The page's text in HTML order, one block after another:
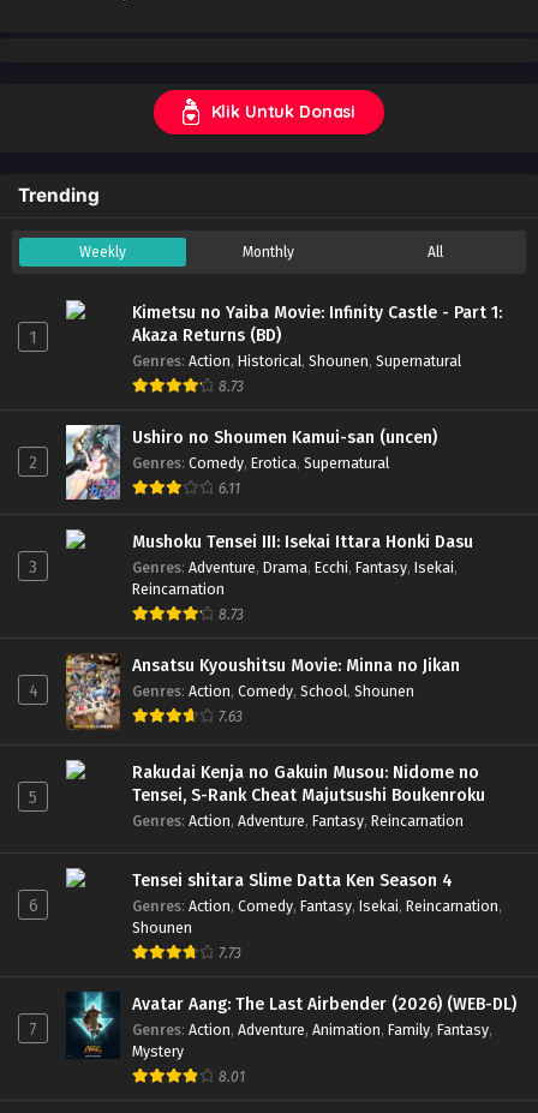
Klik Untuk Donasi
Trending
Weekly Monthly All
1
Kimetsu no Yaiba Movie: Infinity Castle - Part 1:
Akaza Returns (BD)
Genres: Action, Historical, Shounen, Supernatural
8.73
2
Ushiro no Shoumen Kamui-san (uncen)
Genres: Comedy, Erotica, Supernatural
6.11
3
Mushoku Tensei III: Isekai Ittara Honki Dasu
Genres: Adventure, Drama, Ecchi, Fantasy, Isekai,
Reincarnation
8.73
4
Ansatsu Kyoushitsu Movie: Minna no Jikan
Genres: Action, Comedy, School, Shounen
7.63
5
Rakudai Kenja no Gakuin Musou: Nidome no
Tensei, S-Rank Cheat Majutsushi Boukenroku
Genres: Action, Adventure, Fantasy, Reincarnation
6
Tensei shitara Slime Datta Ken Season 4
Genres: Action, Comedy, Fantasy, Isekai, Reincarnation,
Shounen
7.73
7
Avatar Aang: The Last Airbender (2026) (WEB-DL)
Genres: Action, Adventure, Animation, Family, Fantasy,
Mystery
8.01